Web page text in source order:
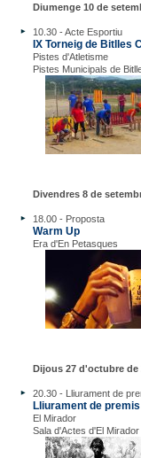
Diumenge 10 de
10.30 - Acte Esportiu
IX Torneig de Bitlles
Pistes d'Atletisme
Pistes Municipals de
Divendres 8 de
18.00 - Proposta
Warm Up
Era d'En Petasques
Dijous 27 d'octubre de
20.30 - Lliurament de
Lliurament de
El Mirador
Sala d'Actes d'El Mirador